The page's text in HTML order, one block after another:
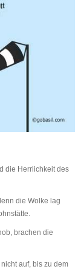
die Herrlichkeit des
die Wolke lag
brachen die
auf, bis zu dem